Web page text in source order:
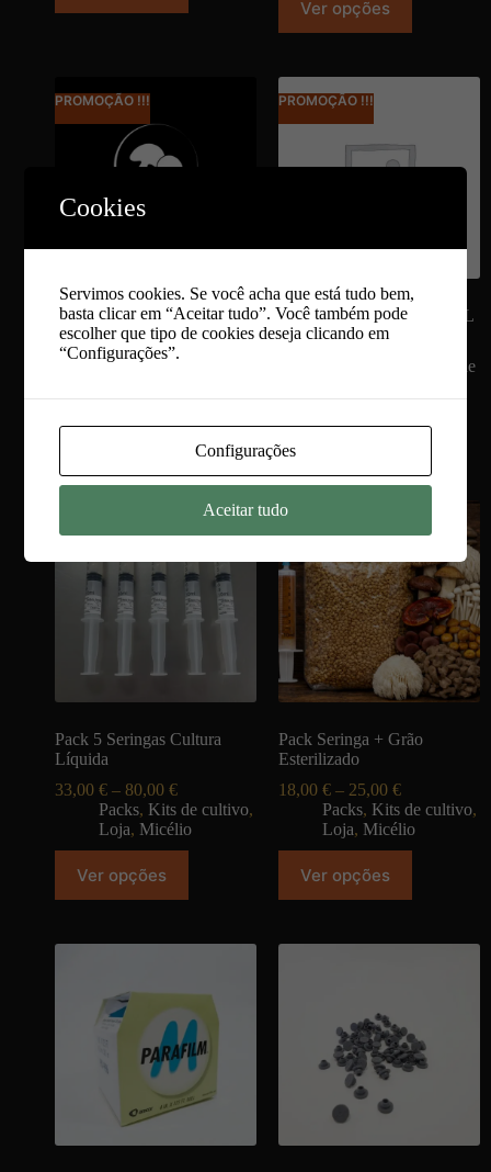
Ver opções
PROMOÇÃO !!!
Mix Cultura Líquida (1L)
6,00€
4,00€
Loja
Equipamento de
Adicionar
PROMOÇÃO !!!
Mix Cultura Sólida | 1L / 5L
5,00
Equipamento de
Ver opções
Pack 5 Seringas Cultura
Líquida
33,00 € – 80,00 €
Packs, Kits de cultivo,
Loja, Micélio
Ver opções
Pack Seringa + Grão
Esterilizado
18,00 € – 25,00 €
Packs, Kits de cultivo,
Loja, Micélio
Ver opções
Cookies
Servimos cookies. Se você acha que está tudo bem,
basta clicar em “Aceitar tudo”. Você também pode
escolher que tipo de cookies deseja clicando em
“Configurações”.
Configurações
Aceitar tudo